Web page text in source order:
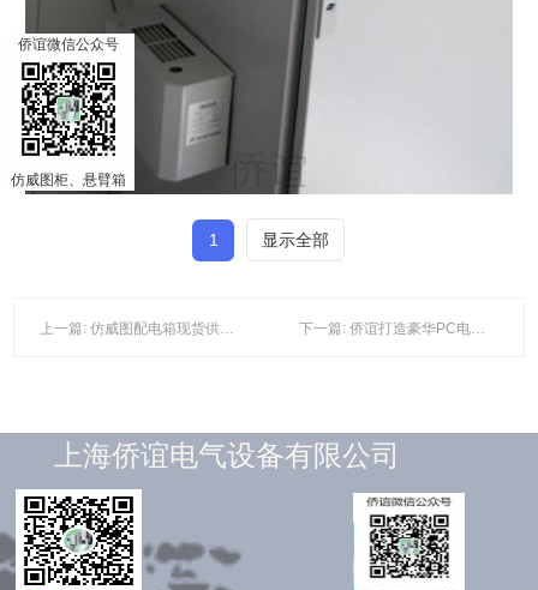
1 显示全部
上一篇: 仿威图配电箱现货供应，满足您的即时需求！ 下一篇: 侨谊打造豪华PC电脑柜，引领行业新潮流
上海侨谊电气设备有限公司
侨谊微信公众号
仿威图柜、悬臂箱